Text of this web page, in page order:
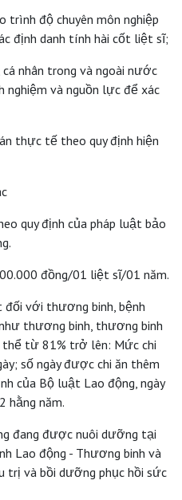
trình độ chuyên môn nghiệp
định danh tính hài cốt liệt sĩ;
nhân trong và ngoài nước
và nguồn lực để xác
thực tế theo quy định hiện
quy định của pháp luật bảo
đồng/01 liệt sĩ/01 năm.
đối với thương binh, bệnh
thương binh, thương binh
từ 81% trở lên: Mức chi
số ngày được chi ăn thêm
của Bộ luật Lao động, ngày
hằng năm.
đang được nuôi dưỡng tại
Lao động - Thương binh và
trị và bồi dưỡng phục hồi sức